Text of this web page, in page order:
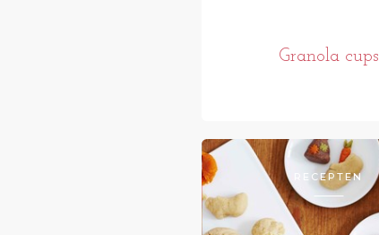
Granola cups
RECEPTEN